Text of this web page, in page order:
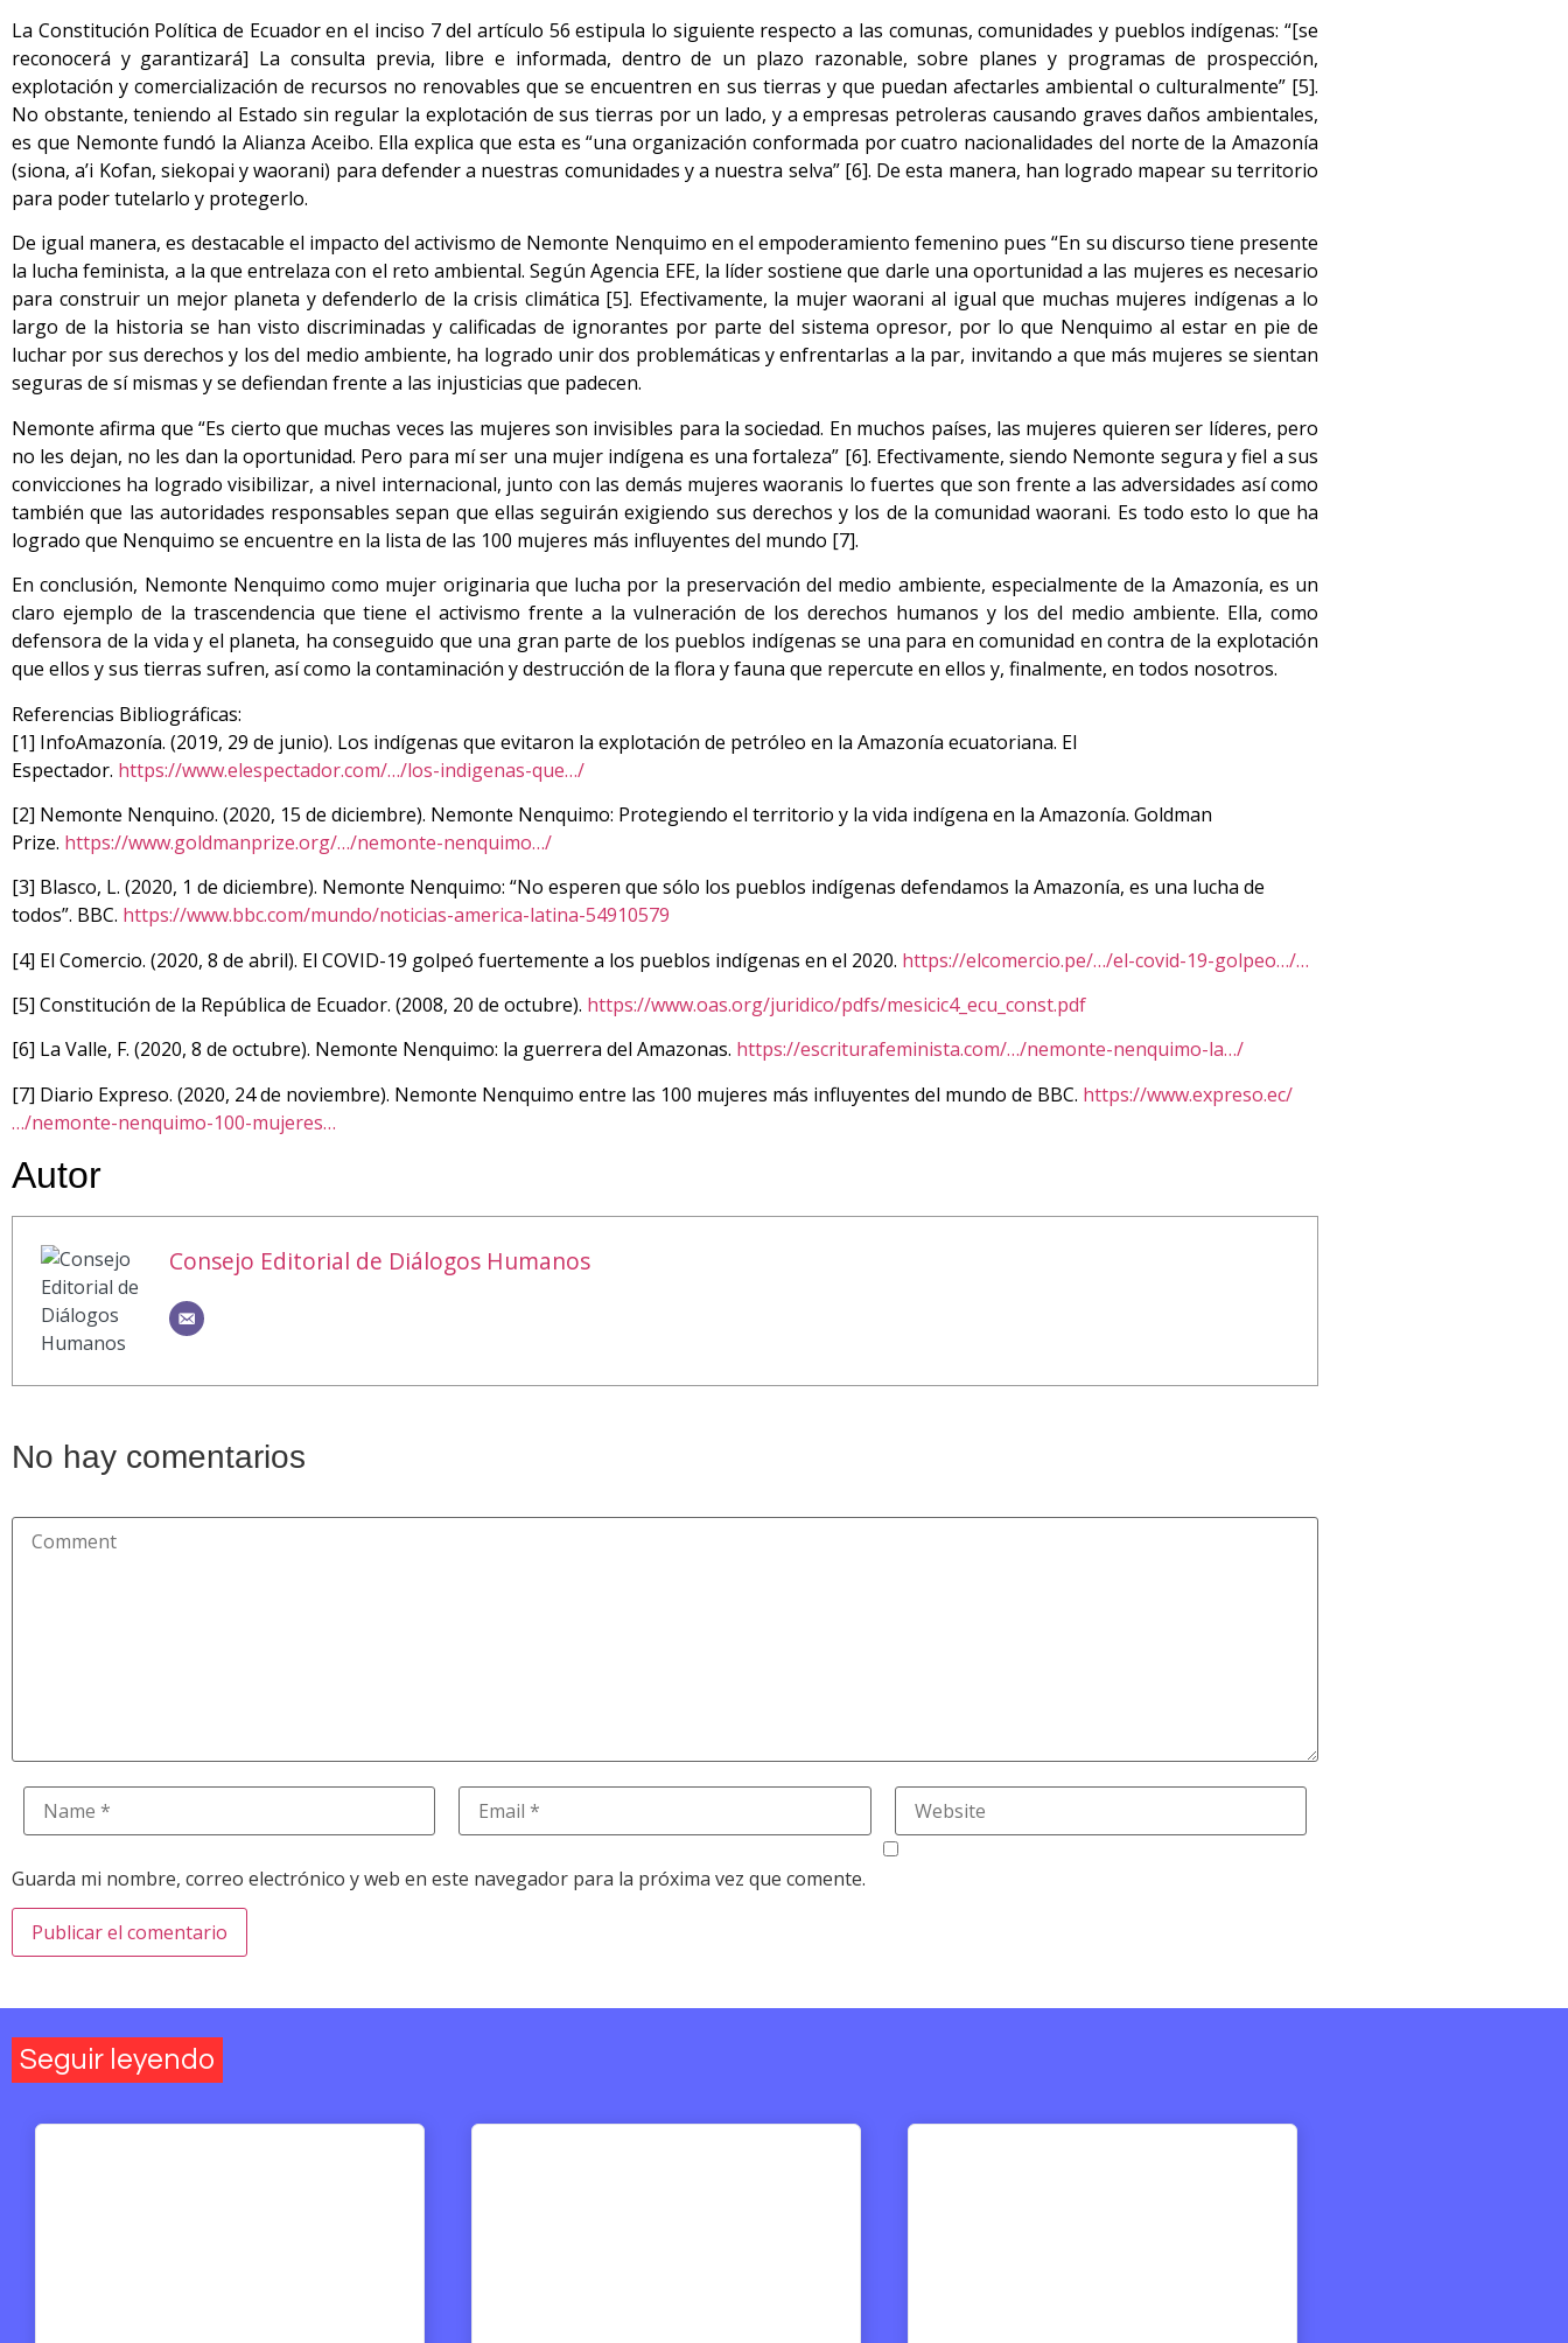
La Constitución Política de Ecuador en el inciso 7 del artículo 56 estipula lo siguiente respecto a las comunas, comunidades y pueblos indígenas: “[se
reconocerá y garantizará] La consulta previa, libre e informada, dentro de un plazo razonable, sobre planes y programas de prospección,
explotación y comercialización de recursos no renovables que se encuentren en sus tierras y que puedan afectarles ambiental o culturalmente” [5].
No obstante, teniendo al Estado sin regular la explotación de sus tierras por un lado, y a empresas petroleras causando graves daños ambientales,
es que Nemonte fundó la Alianza Aceibo. Ella explica que esta es “una organización conformada por cuatro nacionalidades del norte de la Amazonía
(siona, a’i Kofan, siekopai y waorani) para defender a nuestras comunidades y a nuestra selva” [6]. De esta manera, han logrado mapear su territorio
para poder tutelarlo y protegerlo.
De igual manera, es destacable el impacto del activismo de Nemonte Nenquimo en el empoderamiento femenino pues “En su discurso tiene presente
la lucha feminista, a la que entrelaza con el reto ambiental. Según Agencia EFE, la líder sostiene que darle una oportunidad a las mujeres es necesario
para construir un mejor planeta y defenderlo de la crisis climática [5]. Efectivamente, la mujer waorani al igual que muchas mujeres indígenas a lo
largo de la historia se han visto discriminadas y calificadas de ignorantes por parte del sistema opresor, por lo que Nenquimo al estar en pie de
luchar por sus derechos y los del medio ambiente, ha logrado unir dos problemáticas y enfrentarlas a la par, invitando a que más mujeres se sientan
seguras de sí mismas y se defiendan frente a las injusticias que padecen.
Nemonte afirma que “Es cierto que muchas veces las mujeres son invisibles para la sociedad. En muchos países, las mujeres quieren ser líderes, pero
no les dejan, no les dan la oportunidad. Pero para mí ser una mujer indígena es una fortaleza” [6]. Efectivamente, siendo Nemonte segura y fiel a sus
convicciones ha logrado visibilizar, a nivel internacional, junto con las demás mujeres waoranis lo fuertes que son frente a las adversidades así como
también que las autoridades responsables sepan que ellas seguirán exigiendo sus derechos y los de la comunidad waorani. Es todo esto lo que ha
logrado que Nenquimo se encuentre en la lista de las 100 mujeres más influyentes del mundo [7].
En conclusión, Nemonte Nenquimo como mujer originaria que lucha por la preservación del medio ambiente, especialmente de la Amazonía, es un
claro ejemplo de la trascendencia que tiene el activismo frente a la vulneración de los derechos humanos y los del medio ambiente. Ella, como
defensora de la vida y el planeta, ha conseguido que una gran parte de los pueblos indígenas se una para en comunidad en contra de la explotación
que ellos y sus tierras sufren, así como la contaminación y destrucción de la flora y fauna que repercute en ellos y, finalmente, en todos nosotros.
Referencias Bibliográficas:
[1] InfoAmazonía. (2019, 29 de junio). Los indígenas que evitaron la explotación de petróleo en la Amazonía ecuatoriana. El
Espectador. https://www.elespectador.com/…/los-indigenas-que…/
[2] Nemonte Nenquino. (2020, 15 de diciembre). Nemonte Nenquimo: Protegiendo el territorio y la vida indígena en la Amazonía. Goldman
Prize. https://www.goldmanprize.org/…/nemonte-nenquimo…/
[3] Blasco, L. (2020, 1 de diciembre). Nemonte Nenquimo: “No esperen que sólo los pueblos indígenas defendamos la Amazonía, es una lucha de
todos”. BBC. https://www.bbc.com/mundo/noticias-america-latina-54910579
[4] El Comercio. (2020, 8 de abril). El COVID-19 golpeó fuertemente a los pueblos indígenas en el 2020. https://elcomercio.pe/…/el-covid-19-golpeo…/…
[5] Constitución de la República de Ecuador. (2008, 20 de octubre). https://www.oas.org/juridico/pdfs/mesicic4_ecu_const.pdf
[6] La Valle, F. (2020, 8 de octubre). Nemonte Nenquimo: la guerrera del Amazonas. https://escriturafeminista.com/…/nemonte-nenquimo-la…/
[7] Diario Expreso. (2020, 24 de noviembre). Nemonte Nenquimo entre las 100 mujeres más influyentes del mundo de BBC. https://www.expreso.ec/
…/nemonte-nenquimo-100-mujeres…
Autor
Consejo Editorial de Diálogos Humanos
No hay comentarios
Guarda mi nombre, correo electrónico y web en este navegador para la próxima vez que comente.
Seguir leyendo